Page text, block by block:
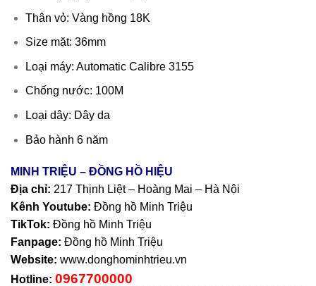
Thân vỏ: Vàng hồng 18K
Size mặt: 36mm
Loại máy: Automatic Calibre 3155
Chống nước: 100M
Loại dây: Dây da
Bảo hành 6 năm
MINH TRIỆU – ĐỒNG HỒ HIỆU
Địa chỉ: 217 Thịnh Liệt – Hoàng Mai – Hà Nội
Kênh Youtube: Đồng hồ Minh Triệu
TikTok: Đồng hồ Minh Triệu
Fanpage: Đồng hồ Minh Triệu
Website: www.donghominhtrieu.vn
Hotline: 0967700000